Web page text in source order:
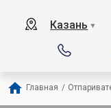
Казань ▼
Главная /